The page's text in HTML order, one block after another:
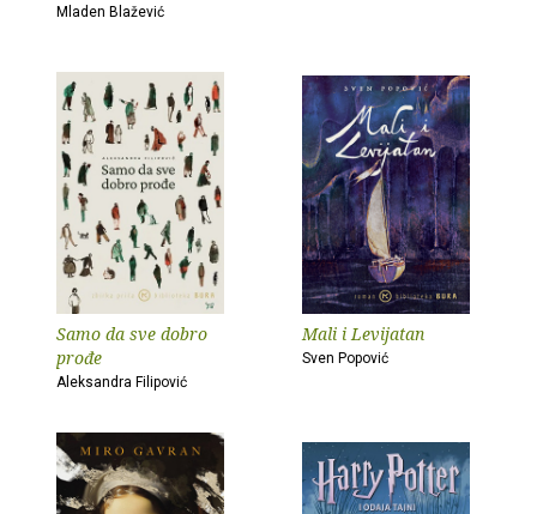
Mladen Blažević
Samo da sve dobro
prođe
Aleksandra Filipović
Mali i Levijatan
Sven Popović